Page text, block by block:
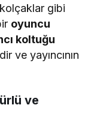
gibi
oyuncu
koltuğu
ve yayıncının
ve